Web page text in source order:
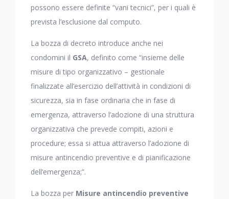
possono essere definite “vani tecnici”, per i quali è
prevista l’esclusione dal computo.
La bozza di decreto introduce anche nei
condomini il GSA, definito come “insieme delle
misure di tipo organizzativo – gestionale
finalizzate all’esercizio dell’attività in condizioni di
sicurezza, sia in fase ordinaria che in fase di
emergenza, attraverso l’adozione di una struttura
organizzativa che prevede compiti, azioni e
procedure; essa si attua attraverso l’adozione di
misure antincendio preventive e di pianificazione
dell’emergenza;”.
La bozza per Misure antincendio preventive